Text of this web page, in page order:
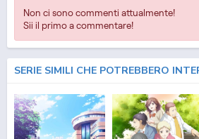
Non ci sono commenti attualmente!
Sii il primo a commentare!
SERIE SIMILI CHE POTREBBERO